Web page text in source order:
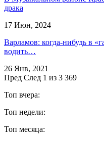
драка
17 Июн, 2024
Варламов: когда-нибудь в
водить…
26 Янв, 2021
Пред След 1 из 3 369
Топ вчера:
Топ недели:
Топ месяца: